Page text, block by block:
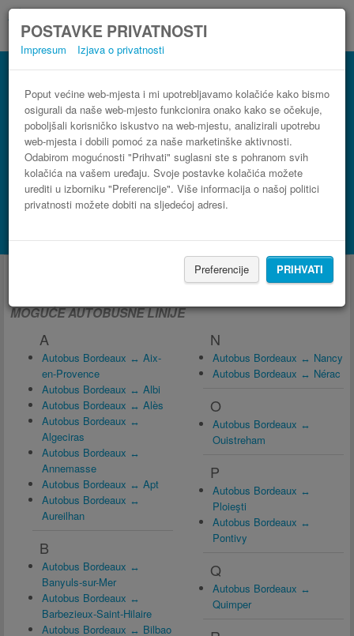
POSTAVKE PRIVATNOSTI
Impresum Izjava o privatnosti
Poput većine web-mjesta i mi upotrebljavamo kolačiće kako bismo
osigurali da naše web-mjesto funkcionira onako kako se očekuje,
poboljšali korisničko iskustvo na web-mjestu, analizirali upotrebu
web-mjesta i dobili pomoć za naše marketinške aktivnosti.
Odabirom mogućnosti "Prihvati" suglasni ste s pohranom svih
kolačića na vašem uređaju. Svoje postavke kolačića možete
urediti u izborniku "Preferencije". Više informacija o našoj politici
privatnosti možete dobiti na sljedećoj adresi.
Preferencije PRIHVATI
PRONAĐI LINIJU
Potraži smještaj s Booking.com
Autobus iz i za Bordeaux
MOGUĆE AUTOBUSNE LINIJE
A
Autobus Bordeaux ↔ Aix-
en-Provence
Autobus Bordeaux ↔ Albi
Autobus Bordeaux ↔ Alès
Autobus Bordeaux ↔
Algeciras
Autobus Bordeaux ↔
Annemasse
Autobus Bordeaux ↔ Apt
Autobus Bordeaux ↔
Aureilhan
B
Autobus Bordeaux ↔
Banyuls-sur-Mer
Autobus Bordeaux ↔
Barbezieux-Saint-Hilaire
Autobus Bordeaux ↔ Bilbao
N
Autobus Bordeaux ↔ Nancy
Autobus Bordeaux ↔ Nérac
O
Autobus Bordeaux ↔
Ouistreham
P
Autobus Bordeaux ↔
Ploieşti
Autobus Bordeaux ↔
Pontivy
Q
Autobus Bordeaux ↔
Quimper